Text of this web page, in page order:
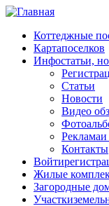
Перейти к
Коттеджные
Картапоселков
Инфостатьи,
Статьи
Новости
Видео
Рекламаи
Контакты
Войти
Жилые
Загородные
Участки